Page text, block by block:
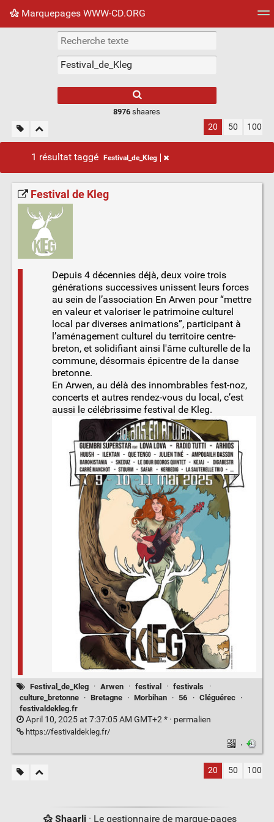
Marquepages WWW-CD.ORG
Nuage de tags Mur d'images
8976 shaares
20 50 100
1 résultat taggé Festival_de_Kleg
Festival de Kleg
Depuis 4 décennies déjà, deux voire trois
générations successives unissent leurs forces
au sein de l’association En Arwen pour “mettre
en valeur et valoriser le patrimoine culturel
local par diverses animations”, participant à
l’aménagement culturel du territoire centre-
breton, et solidifiant ainsi l'âme culturelle de la
commune, désormais épicentre de la danse
bretonne.
En Arwen, au délà des innombrables fest-noz,
concerts et autres rendez-vous du local, c’est
aussi le célébrissime festival de Kleg.
Festival_de_Kleg · Arwen · festival · festivals
·
culture_bretonne
· Bretagne · Morbihan · 56 · Cléguérec
·
festivaldekleg.fr
April 10, 2025 at 7:37:05 AM GMT+2 * · permalien
https://festivaldekleg.fr/
·
20 50 100
Shaarli· Le gestionnaire de marque-pages